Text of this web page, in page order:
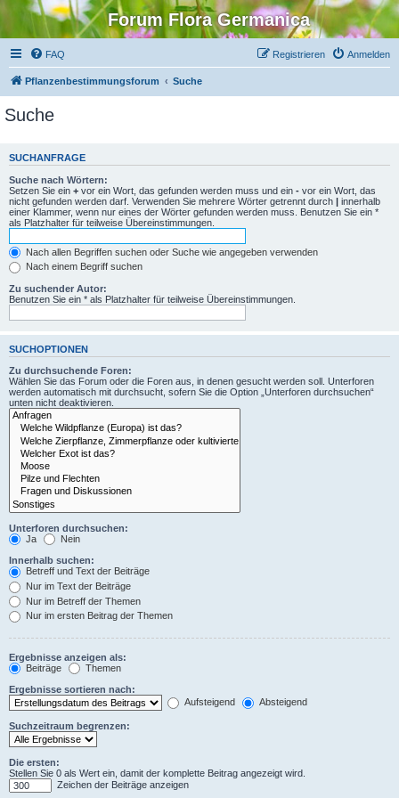
Forum Flora Germanica
FAQ Anmelden
Registrieren
Pflanzenbestimmungsforum Suche
Suche
SUCHANFRAGE
Suche nach Wörtern:
Setzen Sie ein + vor ein Wort, das gefunden werden muss und ein - vor ein Wort, das
nicht gefunden werden darf. Verwenden Sie mehrere Wörter getrennt durch | innerhalb
einer Klammer, wenn nur eines der Wörter gefunden werden muss. Benutzen Sie ein *
als Platzhalter für teilweise Übereinstimmungen.
Nach allen Begriffen suchen oder Suche wie angegeben verwenden
Nach einem Begriff suchen
Zu suchender Autor:
Benutzen Sie ein * als Platzhalter für teilweise Übereinstimmungen.
SUCHOPTIONEN
Zu durchsuchende Foren:
Wählen Sie das Forum oder die Foren aus, in denen gesucht werden soll. Unterforen
werden automatisch mit durchsucht, sofern Sie die Option „Unterforen durchsuchen“
unten nicht deaktivieren.
Unterforen durchsuchen:
Ja
Nein
Innerhalb suchen:
Betreff und Text der Beiträge
Nur im Text der Beiträge
Nur im Betreff der Themen
Nur im ersten Beitrag der Themen
Ergebnisse anzeigen als:
Beiträge
Themen
Ergebnisse sortieren nach:
Aufsteigend
Absteigend
Suchzeitraum begrenzen:
Die ersten:
Stellen Sie 0 als Wert ein, damit der komplette Beitrag angezeigt wird.
Zeichen der Beiträge anzeigen